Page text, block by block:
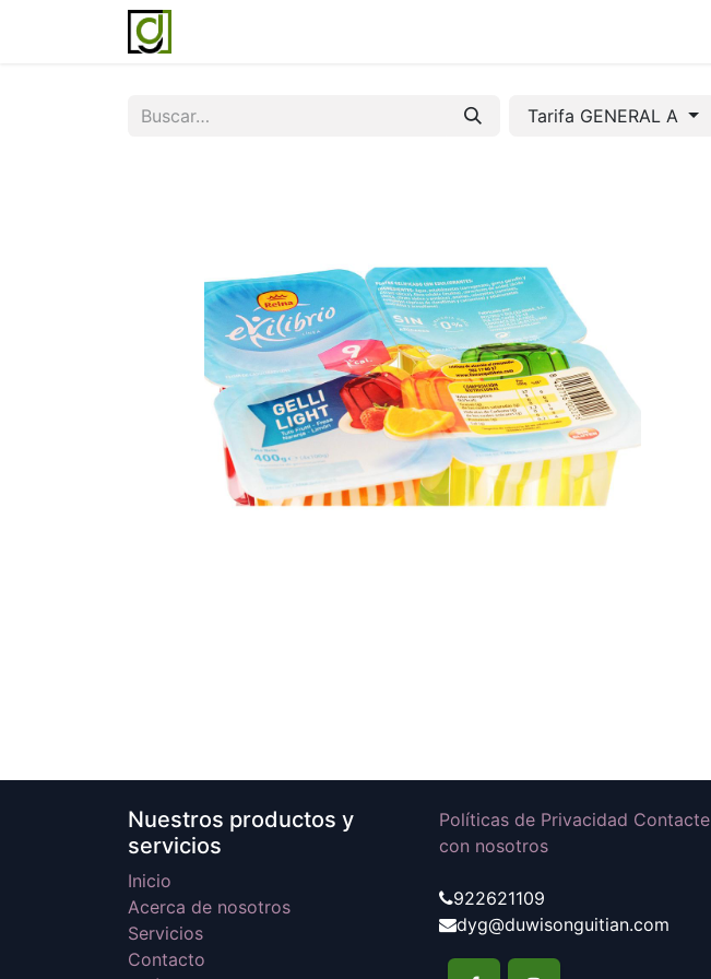
Tarifa GENERAL A
Nuestros productos y
servicios
Inicio
Acerca de nosotros
Servicios
Contacto
Políticas de Privacidad Contacte
con nosotros
922621109
dyg@duwisonguitian.com